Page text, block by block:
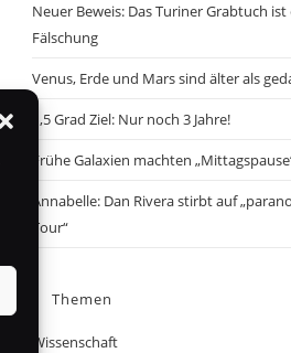
Neuer Beweis: Das Turiner Grabtuch ist
Fälschung
Venus, Erde und Mars sind älter als
1,5 Grad Ziel: Nur noch 3 Jahre!
Frühe Galaxien machten
Annabelle: Dan Rivera stirbt auf
Tour“
Themen
Wissenschaft